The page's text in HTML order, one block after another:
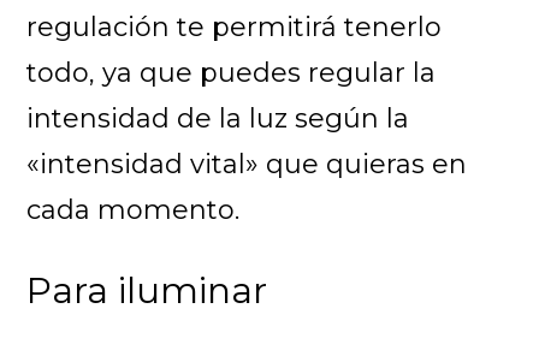
regulación te permitirá tenerlo
todo, ya que puedes regular la
intensidad de la luz según la
«intensidad vital» que quieras en
cada momento.
Para iluminar